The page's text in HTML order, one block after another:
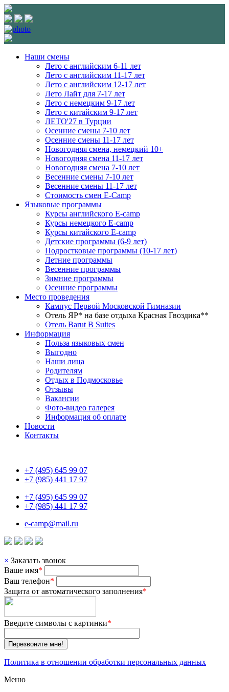
Наши смены
Лето с английским 6-11 лет
Лето с английским 11-17 лет
Лето с английским 12-17 лет
Лето Лайт для 7-17 лет
Лето c немецким 9-17 лет
Лето с китайским 9-17 лет
ЛЕТО'27 в Турции
Осенние смены 7-10 лет
Осенние смены 11-17 лет
Новогодняя смена, немецкий 10+
Новогодняя смена 11-17 лет
Новогодняя смена 7-10 лет
Весенние смены 7-10 лет
Весенние смены 11-17 лет
Стоимость смен E-Camp
Языковые программы
Курсы английского E-camp
Курсы немецкого E-camp
Курсы китайского E-camp
Детские программы (6-9 лет)
Подростковые программы (10-17 лет)
Летние программы
Весенние программы
Зимние программы
Осенние программы
Место проведения
Кампус Первой Московской Гимназии
Отель ЯР* на базе отдыха Красная Гвоздика**
Отель Barut B Suites
Информация
Польза языковых смен
Выгодно
Наши лица
Родителям
Отдых в Подмосковье
Отзывы
Вакансии
Фото-видео галерея
Информация об оплате
Новости
Контакты
+7 (495) 645 99 07
+7 (985) 441 17 97
+7 (495) 645 99 07
+7 (985) 441 17 97
e-camp@mail.ru
× Заказать звонок
Ваше имя*
Ваш телефон*
Защита от автоматического заполнения*
Введите символы с картинки*
Перезвоните мне!
Политика в отношении обработки персональных данных
Меню